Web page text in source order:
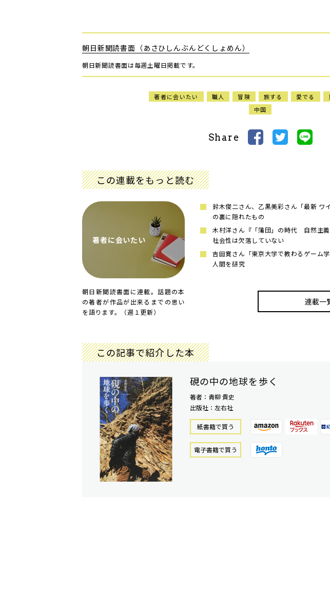
朝日新聞読書面（あさひしんぶんどくしょめん）
朝日新聞読書面は毎週土曜日掲載です。
著者に会いたい 職人 冒険 旅する 愛でる
中国
Share
この連載をもっと読む
著者に会いたい
朝日新聞読書面に連載。話題の本
の著者が作品が出来るまでの思い
を語ります。（週１更新）
鈴木俊二さん、乙黒美彩さん「最新 ワ
の裏に隠れたもの
木村洋さん『「蒲団」の時代 自然主
社会性は欠落していない
吉田寛さん「東京大学で教わるゲーム
人間を研究
連載一
この記事で紹介した本
硯の中の地球を歩く
著者：青柳 貴史
出版社：左右社
紙書籍で買う
電⼦書籍で買う